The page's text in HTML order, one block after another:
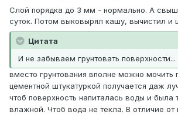
Слой порядка до 3 мм - нормально. А
суток. Потом выковырял кашу, вычистил и
Цитата
И не забываем грунтовать поверхности...
вместо грунтования вполне можно мочить
цементной штукатуркой получается даж
чтоб поверхность напиталась воды и была
влажной. Чтоб вода не текла. В отличие от